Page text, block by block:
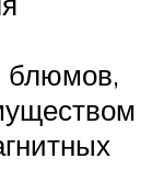
блюмов,